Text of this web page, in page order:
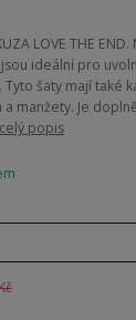
LOVE THE
ideální pro
šaty mají také
manžety. Je
celý popis